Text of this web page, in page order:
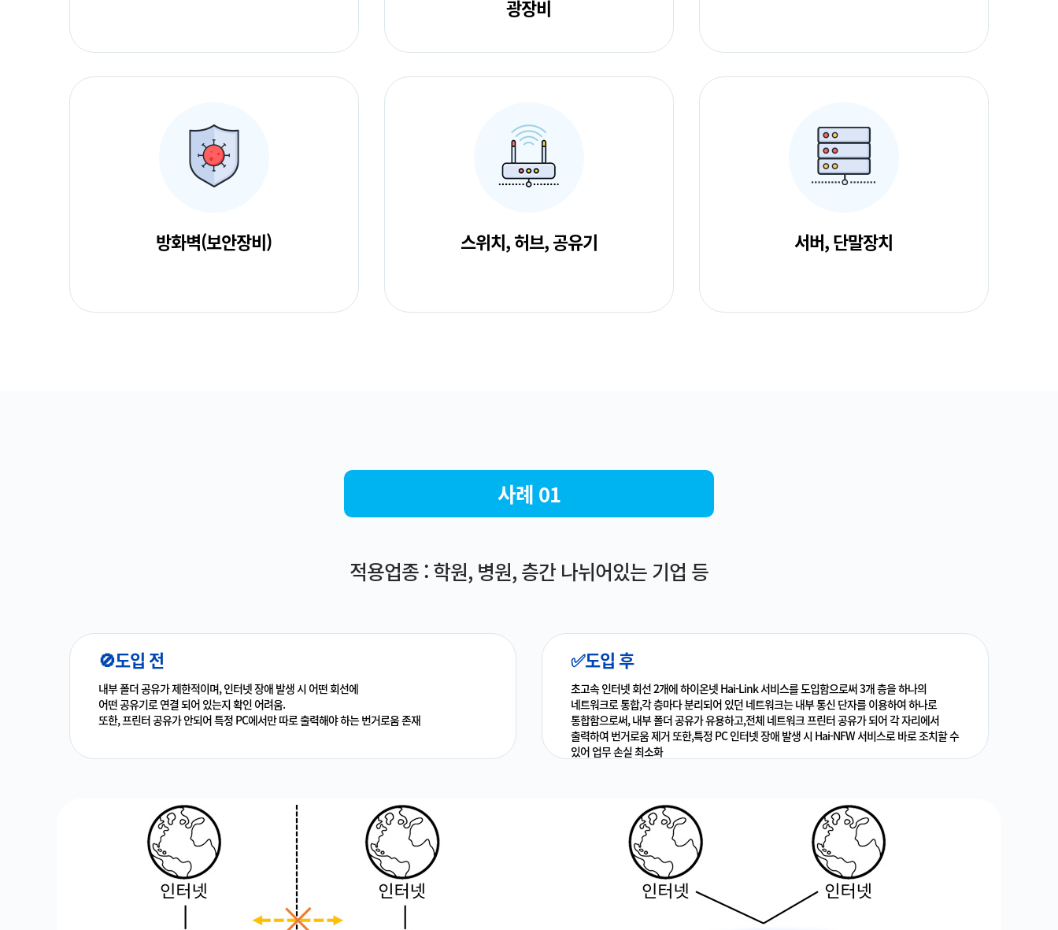
광장비
방화벽(보안장비) 스위치, 허브, 공유기 서버, 단말장치
사례 01
적용업종 : 학원, 병원, 층간 나뉘어있는 기업 등
🚫도입 전
내부 폴더 공유가 제한적이며, 인터넷 장애 발생 시 어떤 회선에
어떤 공유기로 연결 되어 있는지 확인 어려움.
또한, 프린터 공유가 안되어 특정 PC에서만 따로 출력해야 하는 번거로움 존재
✅도입 후
초고속 인터넷 회선 2개에 하이온넷 Hai-Link 서비스를 도입함으로써 3개 층을 하나의
네트워크로 통합,각 층마다 분리되어 있던 네트워크는 내부 통신 단자를 이용하여 하나로
통합함으로써, 내부 폴더 공유가 유용하고,전체 네트워크 프린터 공유가 되어 각 자리에서
출력하여 번거로움 제거 또한,특정 PC 인터넷 장애 발생 시 Hai-NFW 서비스로 바로 조치할 수
있어 업무 손실 최소화